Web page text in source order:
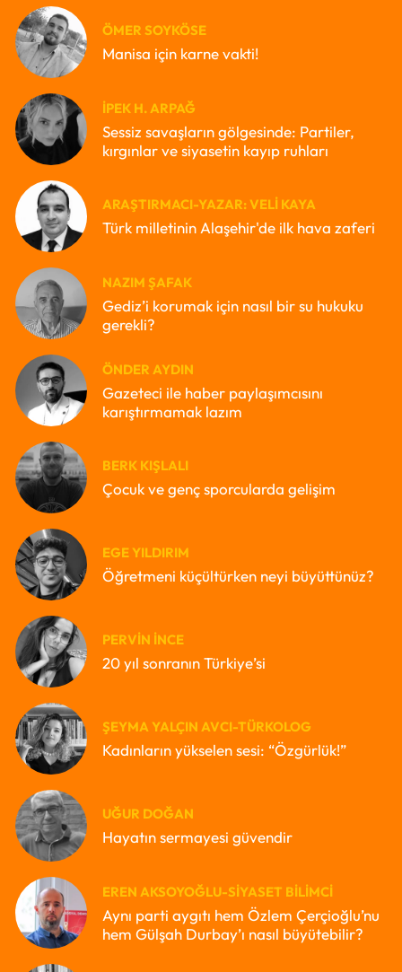
ÖMER SOYKÖSE
Manisa için karne vakti!
İPEK H. ARPAĞ
Sessiz savaşların gölgesinde: Partiler,
kırgınlar ve siyasetin kayıp ruhları
ARAŞTIRMACI-YAZAR: VELI KAYA
Türk milletinin Alaşehir'de ilk hava zaferi
NAZIM ŞAFAK
Gediz’i korumak için nasıl bir su hukuku
gerekli?
ÖNDER AYDIN
Gazeteci ile haber paylaşımcısını
karıştırmamak lazım
BERK KIŞLALI
Çocuk ve genç sporcularda gelişim
EGE YILDIRIM
Öğretmeni küçültürken neyi büyüttünüz?
PERVIN İNCE
20 yıl sonranın Türkiye’si
ŞEYMA YALÇIN AVCI-TÜRKOLOG
Kadınların yükselen sesi: “Özgürlük!”
UĞUR DOĞAN
Hayatın sermayesi güvendir
EREN AKSOYOĞLU-SIYASET BILIMCI
Aynı parti aygıtı hem Özlem Çerçioğlu’nu
hem Gülşah Durbay’ı nasıl büyütebilir?